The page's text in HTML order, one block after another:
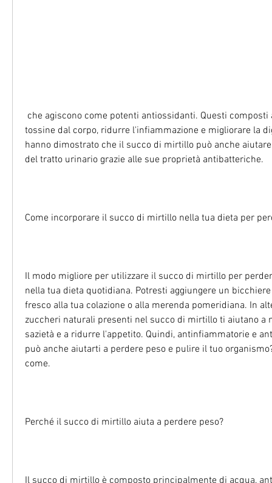
tossine dal corpo, ridurre l'infiammazione e migliorare la
hanno dimostrato che il succo di mirtillo può anche
del tratto urinario grazie alle sue proprietà antibatteriche.
Come incorporare il succo di mirtillo nella tua dieta per
Il modo migliore per utilizzare il succo di mirtillo per
nella tua dieta quotidiana. Potresti aggiungere un
fresco alla tua colazione o alla merenda pomeridiana. In
zuccheri naturali presenti nel succo di mirtillo ti aiutano a
sazietà e a ridurre l'appetito. Quindi, antinfiammatorie e
può anche aiutarti a perdere peso e pulire il tuo
come.
Perché il succo di mirtillo aiuta a perdere peso?